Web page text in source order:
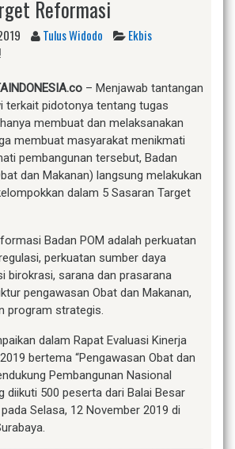
Reformasi
Tulus Widodo
Ekbis
– Menjawab tantangan
terkait pidotonya tentang tugas
membuat dan melaksanakan
membuat masyarakat menikmati
pembangunan tersebut, Badan
dan Makanan) langsung melakukan
dalam 5 Sasaran Target
Badan POM adalah perkuatan
perkuatan sumber daya
birokrasi, sarana dan prasarana
pengawasan Obat dan Makanan,
program strategis.
dalam Rapat Evaluasi Kinerja
bertema “Pengawasan Obat dan
Pembangunan Nasional
diikuti 500 peserta dari Balai Besar
Selasa, 12 November 2019 di